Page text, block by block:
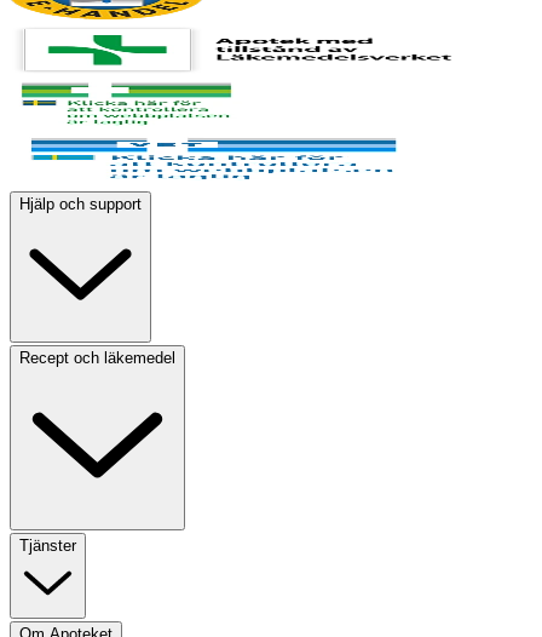
Hjälp och support
Recept och läkemedel
Tjänster